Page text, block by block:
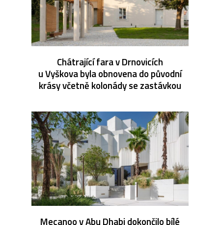
Chátrající fara v Drnovicích
u Vyškova byla obnovena do původní
krásy včetně kolonády se zastávkou
Mecanoo v Abu Dhabi dokončilo bílé